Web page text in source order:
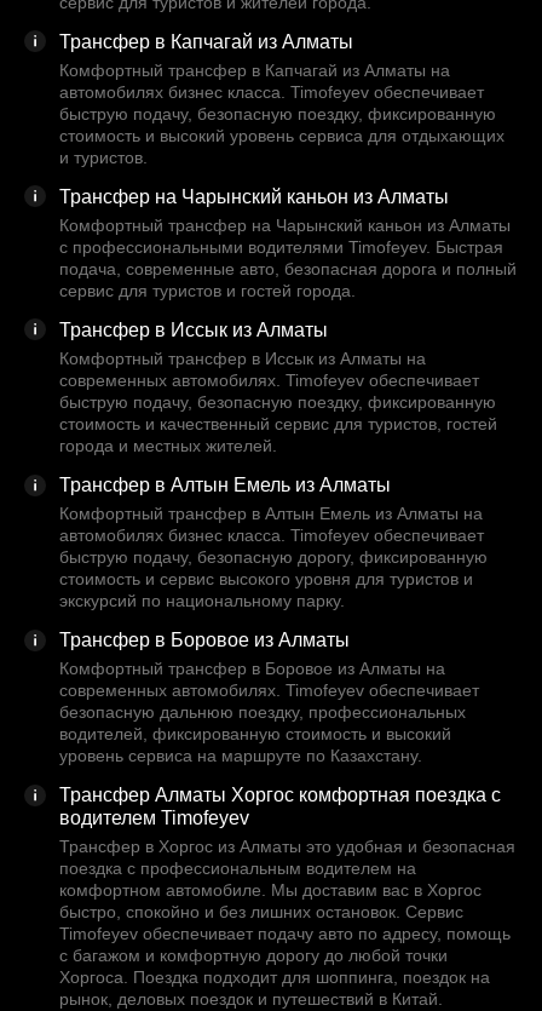
Трансфер в Капчагай из Алматы
Комфортный трансфер в Капчагай из Алматы на
автомобилях бизнес класса. Timofeyev обеспечивает
быструю подачу, безопасную поездку, фиксированную
стоимость и высокий уровень сервиса для отдыхающих
и туристов.
Трансфер на Чарынский каньон из Алматы
Комфортный трансфер на Чарынский каньон из Алматы
с профессиональными водителями Timofeyev. Быстрая
подача, современные авто, безопасная дорога и полный
сервис для туристов и гостей города.
Трансфер в Иссык из Алматы
Комфортный трансфер в Иссык из Алматы на
современных автомобилях. Timofeyev обеспечивает
быструю подачу, безопасную поездку, фиксированную
стоимость и качественный сервис для туристов, гостей
города и местных жителей.
Трансфер в Алтын Емель из Алматы
Комфортный трансфер в Алтын Емель из Алматы на
автомобилях бизнес класса. Timofeyev обеспечивает
быструю подачу, безопасную дорогу, фиксированную
стоимость и сервис высокого уровня для туристов и
экскурсий по национальному парку.
Трансфер в Боровое из Алматы
Комфортный трансфер в Боровое из Алматы на
современных автомобилях. Timofeyev обеспечивает
безопасную дальнюю поездку, профессиональных
водителей, фиксированную стоимость и высокий
уровень сервиса на маршруте по Казахстану.
Трансфер Алматы Хоргос комфортная поездка с
водителем Timofeyev
Трансфер в Хоргос из Алматы это удобная и безопасная
поездка с профессиональным водителем на
комфортном автомобиле. Мы доставим вас в Хоргос
быстро, спокойно и без лишних остановок. Сервис
Timofeyev обеспечивает подачу авто по адресу, помощь
с багажом и комфортную дорогу до любой точки
Хоргоса. Поездка подходит для шоппинга, поездок на
рынок, деловых поездок и путешествий в Китай.